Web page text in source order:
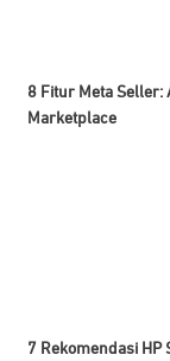
8 Fitur Meta Seller:
Marketplace
7 Rekomendasi